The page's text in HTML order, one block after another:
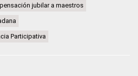
jubilar a maestros
Participativa